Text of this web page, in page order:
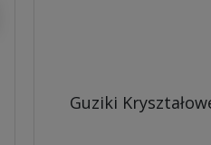
Guziki